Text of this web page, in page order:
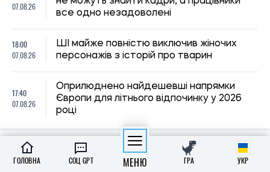
ГОЛОВНА СОЦ GPT МЕНЮ ГРА УКР